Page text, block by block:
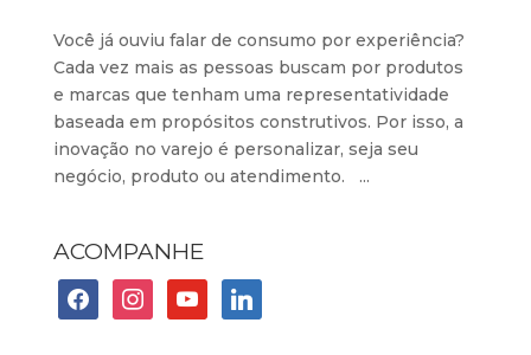
Você já ouviu falar de consumo por experiência?
Cada vez mais as pessoas buscam por produtos
e marcas que tenham uma representatividade
baseada em propósitos construtivos. Por isso, a
inovação no varejo é personalizar, seja seu
negócio, produto ou atendimento. ...
ACOMPANHE
facebookinstagramyoutubelinkedin